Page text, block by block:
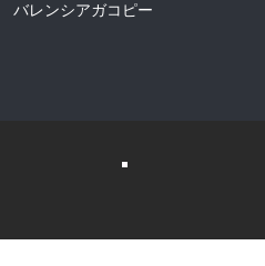
バレンシアガコピー